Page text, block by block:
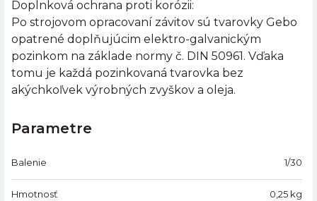
Doplnková ochrana proti korózii:
Po strojovom opracovaní závitov sú tvarovky Gebo
opatrené doplňujúcim elektro-galvanickým
pozinkom na základe normy č. DIN 50961. Vďaka
tomu je každá pozinkovaná tvarovka bez
akýchkoľvek výrobných zvyškov a oleja.
Parametre
Balenie 1/30
Hmotnosť 0,25 kg